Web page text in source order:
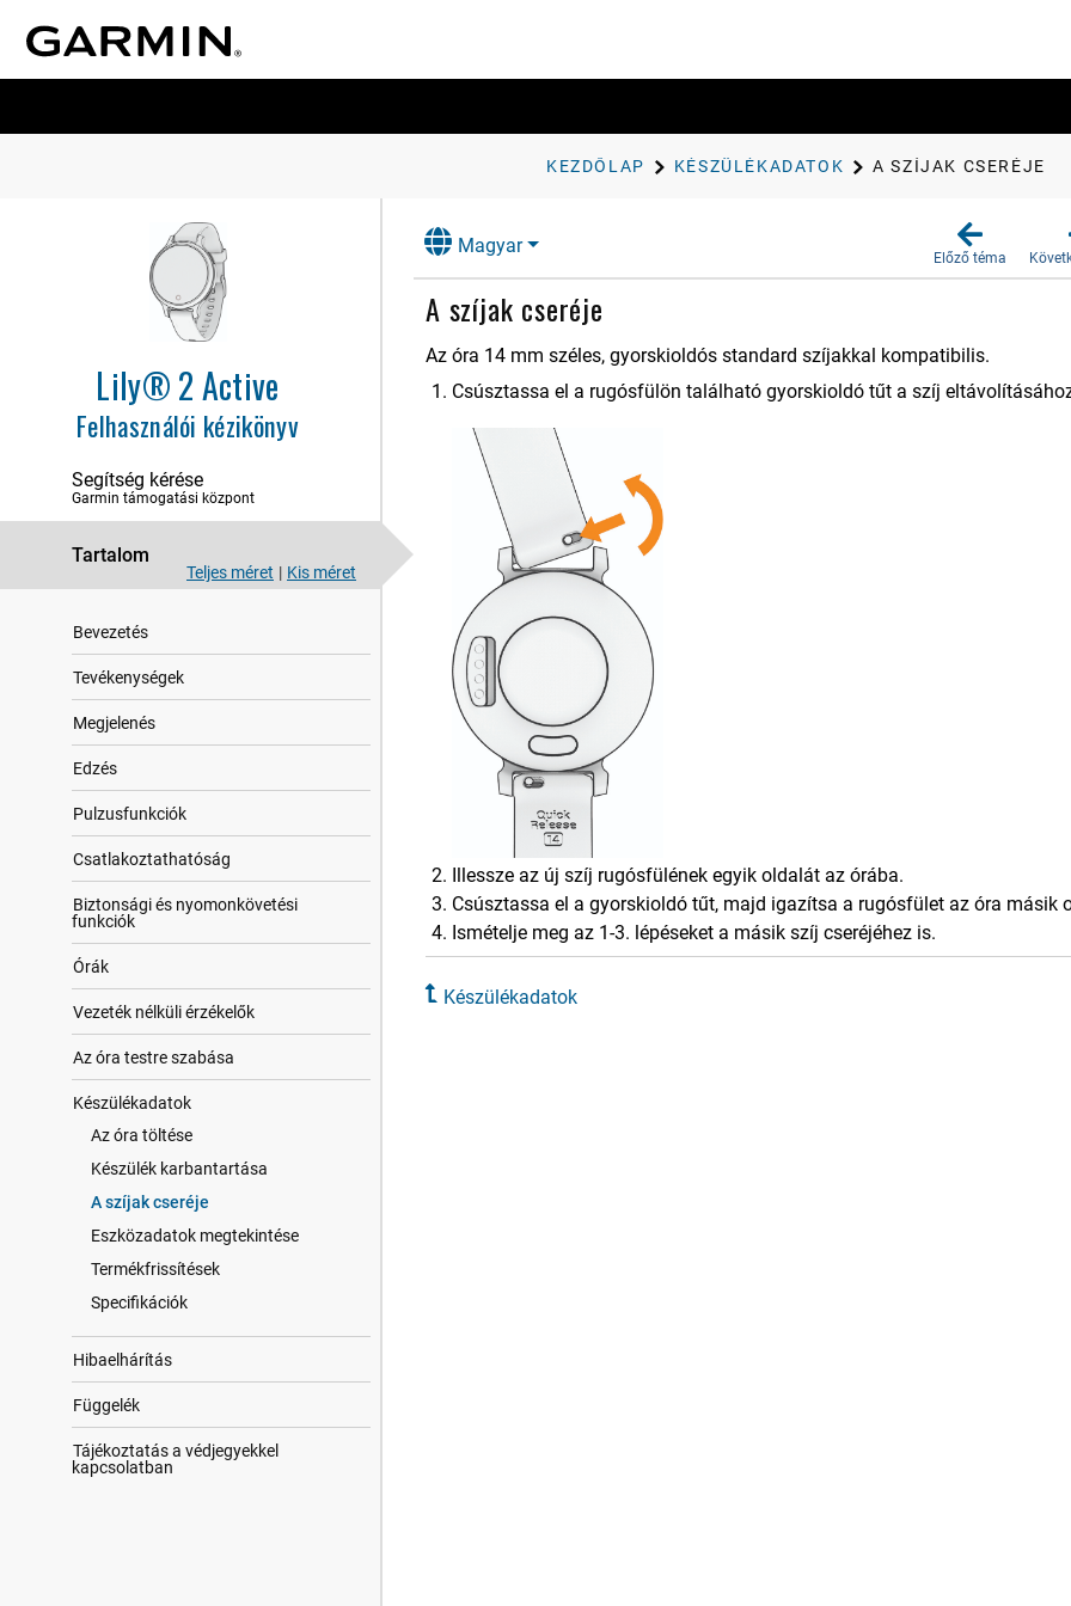
KEZDŐLAP KÉSZÜLÉKADATOK A SZÍJAK CSERÉJE
Lily® 2 Active
Felhasználói kézikönyv
Segítség kérése
Garmin támogatási központ
Tartalom
Teljes méret | Kis méret
Bevezetés
Tevékenységek
Megjelenés
Edzés
Pulzusfunkciók
Csatlakoztathatóság
Biztonsági és nyomonkövetési
funkciók
Órák
Vezeték nélküli érzékelők
Az óra testre szabása
Készülékadatok
Az óra töltése
Készülék karbantartása
A szíjak cseréje
Eszközadatok megtekintése
Termékfrissítések
Specifikációk
Hibaelhárítás
Függelék
Tájékoztatás a védjegyekkel
kapcsolatban
Magyar
Előző téma
A szíjak cseréje
Az óra 14 mm széles, gyorskioldós standard szíjakkal kompatibilis.
Csúsztassa el a rugósfülön található gyorskioldó tűt a szíj
Illessze az új szíj rugósfülének egyik oldalát az órába.
Csúsztassa el a gyorskioldó tűt, majd igazítsa a rugósfület az óra másik
Ismételje meg az 1-3. lépéseket a másik szíj cseréjéhez is.
Készülékadatok